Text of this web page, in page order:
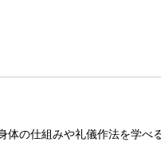
の仕組みや礼儀作法を学べ